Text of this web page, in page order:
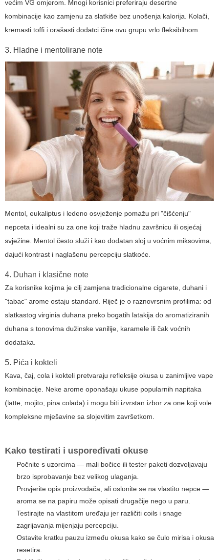
većim VG omjerom. Mnogi korisnici preferiraju desertne
kombinacije kao zamjenu za slatkiše bez unošenja kalorija. Kolači,
kremasti toffi i orašasti dodatci čine ovu grupu vrlo fleksibilnom.
3. Hladne i mentolirane note
Mentol, eukaliptus i ledeno osvježenje pomažu pri "čišćenju"
nepceta i idealni su za one koji traže hladnu završnicu ili osjećaj
svježine. Mentol često služi i kao dodatan sloj u voćnim miksovima,
dajući kontrast i naglašenu percepciju slatkoće.
4. Duhan i klasične note
Za korisnike kojima je cilj zamjena tradicionalne cigarete, duhani i
"tabac" arome ostaju standard. Riječ je o raznovrsnim profilima: od
slatkastog virginia duhana preko bogatih latakija do aromatiziranih
duhana s tonovima dužinske vanilije, karamele ili čak voćnih
dodataka.
5. Pića i kokteli
Kava, čaj, cola i kokteli pretvaraju refleksije okusa u zanimljive vape
kombinacije. Neke arome oponašaju ukuse popularnih napitaka
(latte, mojito, pina colada) i mogu biti izvrstan izbor za one koji vole
kompleksne mješavine sa slojevitim završetkom.
Kako testirati i uspoređivati okuse
Počnite s uzorcima — mali bočice ili tester paketi dozvoljavaju
brzo isprobavanje bez velikog ulaganja.
Provjerite opis proizvođača, ali oslonite se na vlastito nepce —
aroma se na papiru može opisati drugačije nego u paru.
Testirajte na vlastitom uređaju jer različiti coils i snage
zagrijavanja mijenjaju percepciju.
Ostavite kratku pauzu između okusa kako se čulo mirisa i okusa
resetira.